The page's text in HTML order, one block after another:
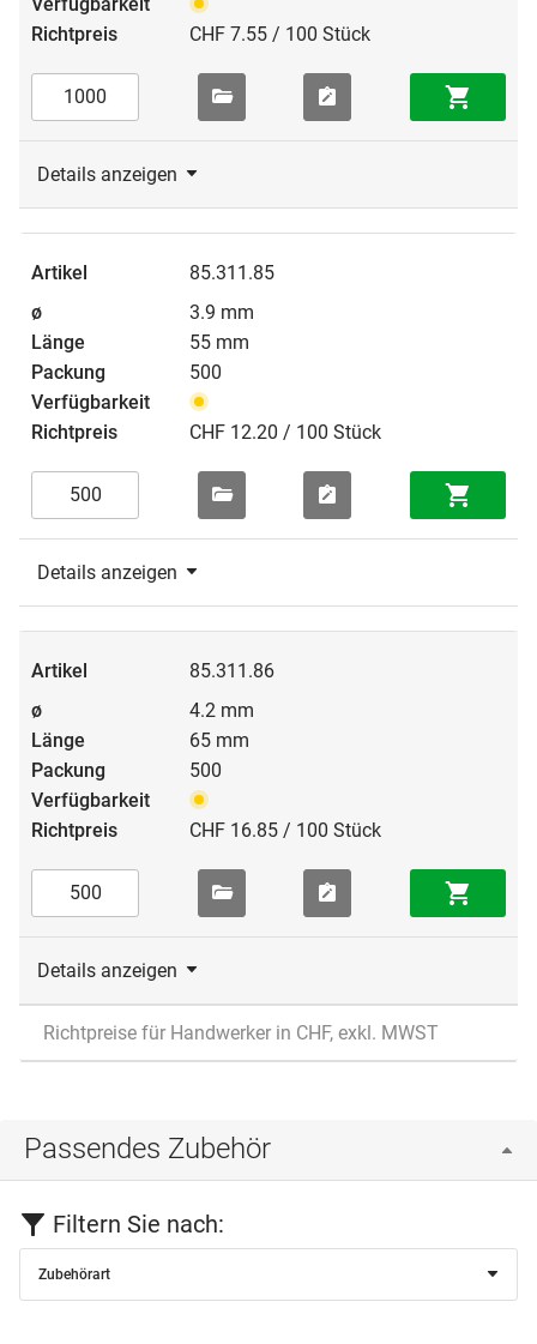
CHF 7.55 / 100 Stück
Details anzeigen
85.311.85
3.9 mm
55 mm
500
CHF 12.20 / 100 Stück
Details anzeigen
85.311.86
4.2 mm
65 mm
500
CHF 16.85 / 100 Stück
Details anzeigen
Richtpreise für Handwerker in CHF, exkl. MWST
Passendes Zubehör
Filtern Sie nach:
Zubehörart